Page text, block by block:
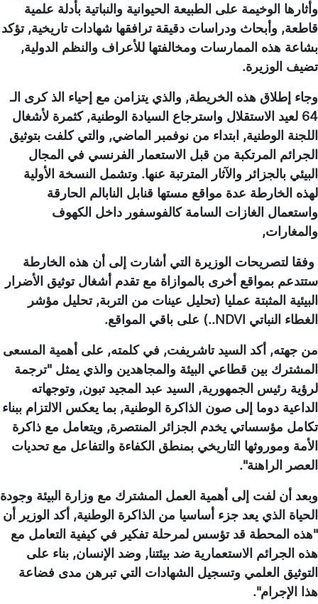
وأثارها الوخيمة على الطبيعة الحيوانية والنباتية بأدلة علمية
قاطعة, وأبحاث ودراسات دقيقة ترافقها شهادات تاريخية, تؤكد
بشاعة هذه الممارسات ومخالفتها للأعراف والنظم الدولية,
تضيف الوزيرة.
وجاء إطلاق هذه الخريطة, والذي يتزامن مع إحياء الذ كرى الـ
64 لعيد الاستقلال واسترجاع السيادة الوطنية, كثمرة لأشغال
اللجنة الوطنية, ابتداء من نوفمبر الماضي, والتي كلفت بتوثيق
الجرائم المرتكبة من قبل الاستعمار الفرنسي في المجال
البيئي بالجزائر والآثار المترتبة عنها. وتشمل النسخة الأولية
لهذه الخارطة عدة مواقع مستها قنابل النابالم الحارقة
واستعمال الغازات السامة كالفوسفور داخل الكهوف
والمغارات,
وفقا لتصريحات الوزيرة التي أشارت إلى أن هذه الخارطة
ستتدعم بمواقع أخرى بالموازاة مع تقدم أشغال توثيق الأضرار
البيئية المثبتة عمليا (تحليل عينات من التربة, تحليل مؤشر
الغطاء النباتي NDVI..) على باقي المواقع.
من جهته, أكد السيد تاشريفت, في كلمته, على أهمية المسعى
المشترك بين قطاعي البيئة والمجاهدين والذي يمثل "ترجمة
لرؤية رئيس الجمهورية, السيد عبد المجيد تبون, وتوجهاته
الداعية دوما إلى صون الذاكرة الوطنية, بما يعكس الالتزام ببناء
تكامل مؤسساتي يخدم الجزائر المنتصرة, ويتعامل مع ذاكرة
الأمة وموروثها التاريخي بمنطق الكفاءة والتفاعل مع تحديات
العصر الراهنة".
وبعد أن لفت إلى أهمية العمل المشترك مع وزارة البيئة وجودة
الحياة الذي يعد جزء أساسيا من الذاكرة الوطنية, أكد الوزير أن
"هذه المحطة قد تؤسس لمرحلة تفكير في كيفية التعامل مع
هذه الجرائم الاستعمارية ضد بيئتنا, وضد الإنسان, بناء على
التوثيق العلمي وتسجيل الشهادات التي تبرهن مدى فضاعة
هذا الإجرام".